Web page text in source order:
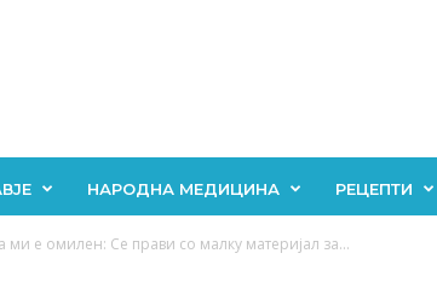
НАРОДНА МЕДИЦИНА РЕЦЕПТИ
ми е омилен: Се прави со малку материјал за...